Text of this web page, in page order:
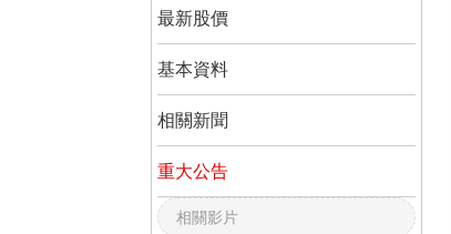
最新股價
基本資料
相關新聞
重大公告
相關影片